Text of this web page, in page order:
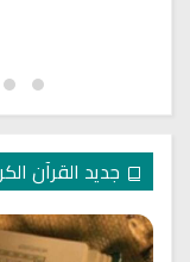
جديد القرآن